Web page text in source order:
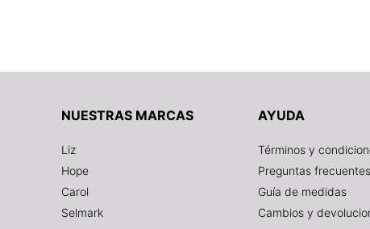
NUESTRAS MARCAS
Liz
Hope
Carol
Selmark
AYUDA
Términos y
Preguntas frecuentes
Guía de medidas
Cambios y